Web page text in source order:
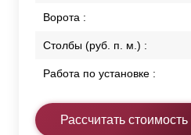
Ворота :
Столбы (руб. п. м.) :
Работа по установке :
Рассчитать стоимость